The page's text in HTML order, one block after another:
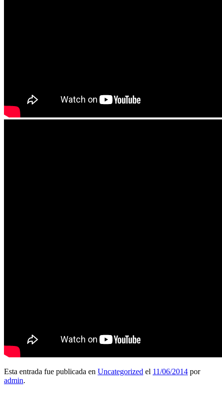
Esta entrada fue publicada en Uncategorized el 11/06/2014 por
admin.